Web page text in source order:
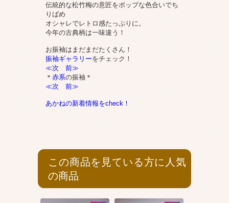
伝統的な松竹梅の意匠をポップな色合いでち
りばめ
オシャレでレトロ感たっぷりに。
今年の古典柄は一味違う！
お振袖はまだまだたくさん！
振袖ギャラリーをチェック！
≪次
前≫
＊ 赤系の振袖＊
≪次
前≫
あかねの新着情報をcheck！
この商品を見ている方に人気
の商品